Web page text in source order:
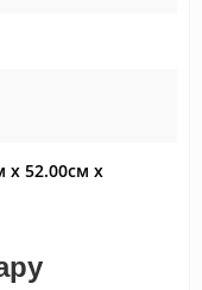
x 52.00см x